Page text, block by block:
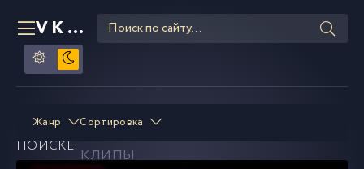
VKLIPE RU
ПОИСКЕ:
MEOVVсмотреть и скачать
клипы
Жанр Сортировка